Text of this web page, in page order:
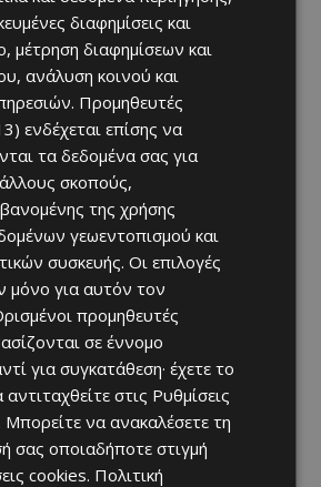
Viber
Δύο νεκροί μέχρι στιγμής
και εγκλωβισμένοι μετά τον ισχυρό
σεισμό των 7,4
- 10/08/2026
διαφημίσεις και
μέτρηση διαφημίσεων και
ανάλυση κοινού και
Προμηθευτές
ενδέχεται επίσης να
τα δεδομένα σας για
σκοπούς,
της χρήσης
γεωεντοπισμού και
συσκευής. Οι επιλογές
μόνο για αυτόν τον
προμηθευτές
σε έννομο
για συγκατάθεση· έχετε το
στις Ρυθμίσεις
Μπορείτε να ανακαλέσετε τη
σας οποιαδήποτε στιγμή
cookies. Πολιτική